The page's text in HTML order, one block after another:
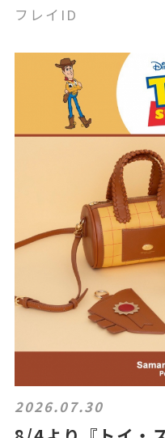
フレイID
2026.07.30